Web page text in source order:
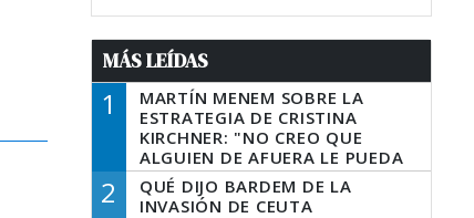
MÁS LEÍDAS
1
MARTÍN MENEM SOBRE LA
ESTRATEGIA DE CRISTINA
KIRCHNER: "NO CREO QUE
ALGUIEN DE AFUERA LE PUEDA
DECIR A LA JUSTICIA LO QUE
TIENE QUE HACER"
2
QUÉ DIJO BARDEM DE LA
INVASIÓN DE CEUTA